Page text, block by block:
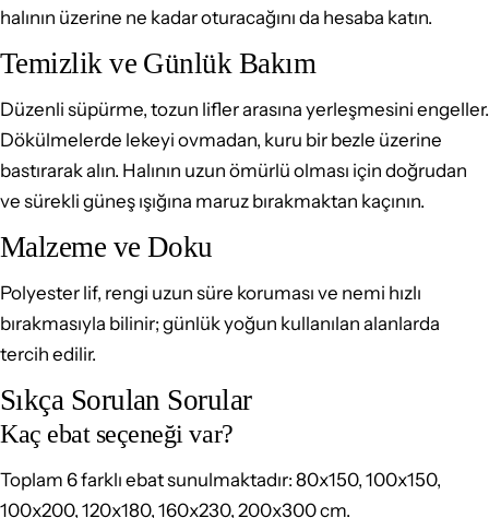
halının üzerine ne kadar oturacağını da hesaba katın.
Temizlik ve Günlük Bakım
Düzenli süpürme, tozun lifler arasına yerleşmesini engeller.
Dökülmelerde lekeyi ovmadan, kuru bir bezle üzerine
bastırarak alın. Halının uzun ömürlü olması için doğrudan
ve sürekli güneş ışığına maruz bırakmaktan kaçının.
Malzeme ve Doku
Polyester lif, rengi uzun süre koruması ve nemi hızlı
bırakmasıyla bilinir; günlük yoğun kullanılan alanlarda
tercih edilir.
Sıkça Sorulan Sorular
Kaç ebat seçeneği var?
Toplam 6 farklı ebat sunulmaktadır: 80x150, 100x150,
100x200, 120x180, 160x230, 200x300 cm.